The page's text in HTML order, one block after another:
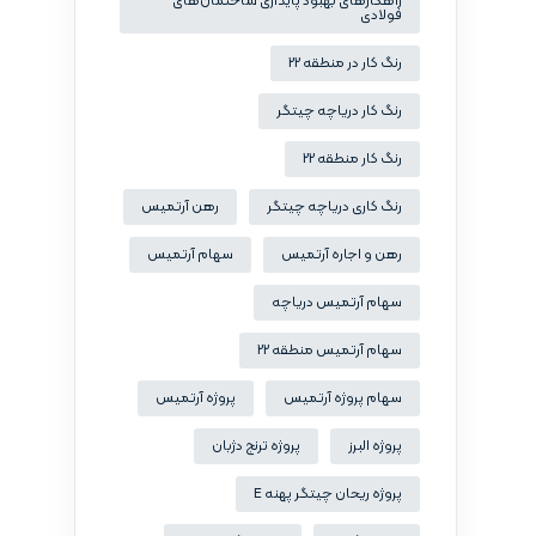
فولادی
رنگ کار در منطقه 22
رنگ کار دریاچه چیتگر
رنگ کار منطقه 22
رنگ کاری دریاچه چیتگر رهن آرتمیس
رهن و اجاره آرتمیس سهام آرتمیس
سهام آرتمیس دریاچه
سهام آرتمیس منطقه 22
سهام پروژه آرتمیس پروژه آرتمیس
پروژه البرز پروژه ترنج دژبان
پروژه ریحان چیتگر پهنه E